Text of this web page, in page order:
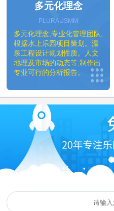
多元化理念
PLURAUSMM
多元化理念,专业化管理团队,
根据水上乐园项目策划。温
泉工程设计规划性质。人文
地理及市场的动态等,制作出
专业可行的分析报告。